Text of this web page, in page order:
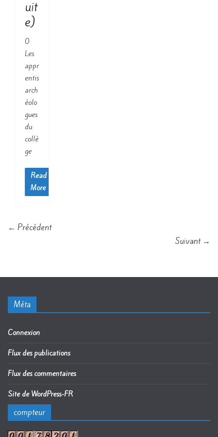
uit
e)
0
Les
appr
entis
arch
éolo
gues
du
collè
ge
Read
More
← Précédent
Suivant →
Méta
Connexion
Flux des publications
Flux des commentaires
Site de WordPress-FR
compteur